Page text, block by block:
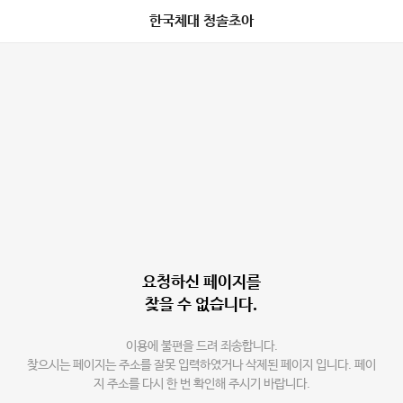
한국체대 청솔초아
요청하신 페이지를
찾을 수 없습니다.
이용에 불편을 드려 죄송합니다.
찾으시는 페이지는 주소를 잘못 입력하였거나 삭제된 페이지 입니다. 페이
지 주소를 다시 한 번 확인해 주시기 바랍니다.